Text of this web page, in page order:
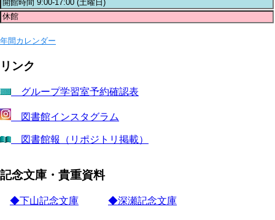
年間カレンダー
リンク
グループ学習室予約確認表
図書館インスタグラム
図書館報（リポジトリ掲載）
記念文庫・貴重資料
◆下山記念文庫 ◆深瀬記念文庫